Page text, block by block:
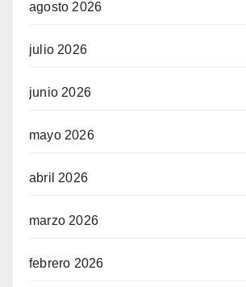
agosto 2026
julio 2026
junio 2026
mayo 2026
abril 2026
marzo 2026
febrero 2026